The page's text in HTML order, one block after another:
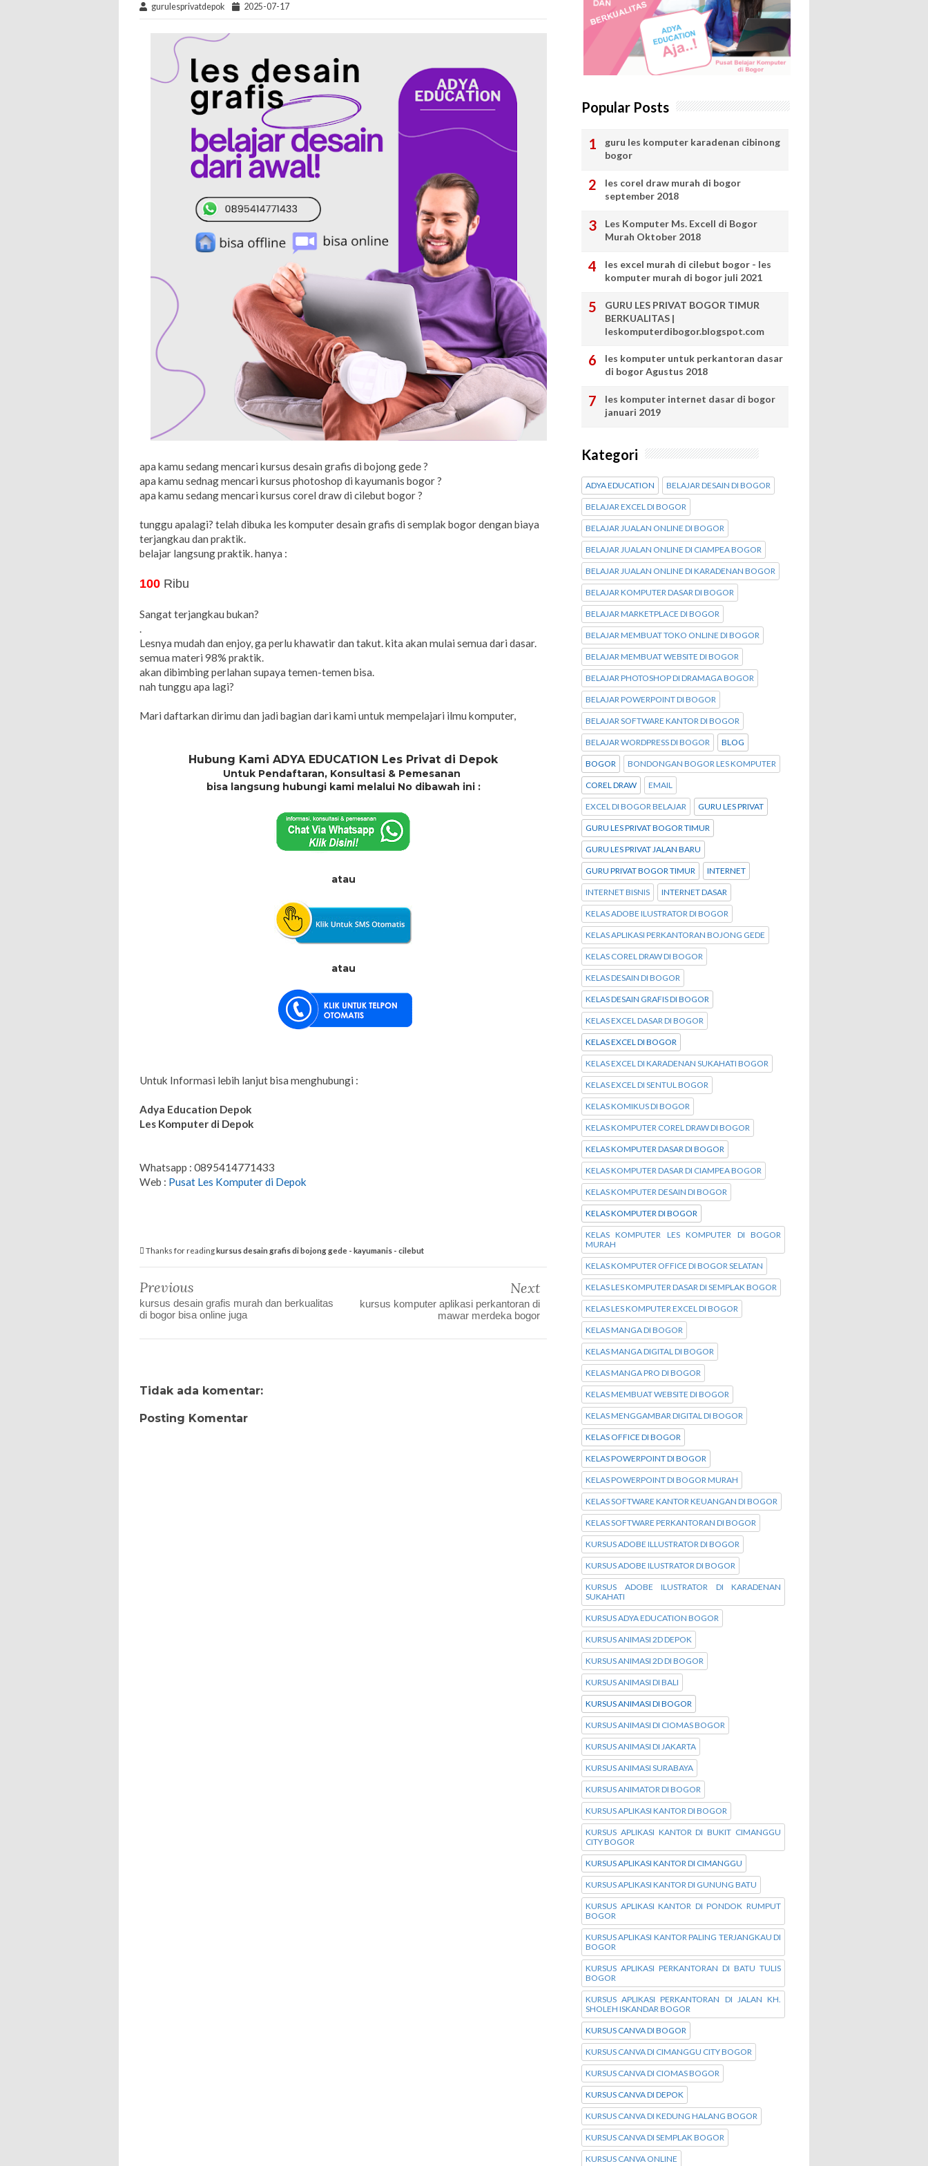
gurulesprivatdepok 2025-07-17
apa kamu sedang mencari kursus desain grafis di bojong gede ?
apa kamu sednag mencari kursus photoshop di kayumanis bogor ?
apa kamu sedang mencari kursus corel draw di cilebut bogor ?
tunggu apalagi? telah dibuka les komputer desain grafis di semplak bogor dengan biaya
terjangkau dan praktik.
belajar langsung praktik. hanya :
100 Ribu
Sangat terjangkau bukan?
.
Lesnya mudah dan enjoy, ga perlu khawatir dan takut. kita akan mulai semua dari dasar.
semua materi 98% praktik.
akan dibimbing perlahan supaya temen-temen bisa.
nah tunggu apa lagi?
Mari daftarkan dirimu dan jadi bagian dari kami untuk mempelajari ilmu komputer,
Hubung Kami ADYA EDUCATION Les Privat di Depok
Untuk Pendaftaran, Konsultasi & Pemesanan
bisa langsung hubungi kami melalui No dibawah ini :
atau
atau
Untuk Informasi lebih lanjut bisa menghubungi :
Adya Education Depok
Les Komputer di Depok
Whatsapp : 0895414771433
Web : Pusat Les Komputer di Depok
Thanks for readingkursus desain grafis di bojong gede - kayumanis - cilebut
Previous
kursus desain grafis murah dan berkualitas
di bogor bisa online juga
Next
kursus komputer aplikasi perkantoran di
mawar merdeka bogor
Tidak ada komentar:
Posting Komentar
Popular Posts
guru les komputer karadenan cibinong
bogor
les corel draw murah di bogor
september 2018
Les Komputer Ms. Excell di Bogor
Murah Oktober 2018
les excel murah di cilebut bogor - les
komputer murah di bogor juli 2021
GURU LES PRIVAT BOGOR TIMUR
BERKUALITAS |
leskomputerdibogor.blogspot.com
les komputer untuk perkantoran dasar
di bogor Agustus 2018
les komputer internet dasar di bogor
januari 2019
Kategori
ADYA EDUCATION BELAJAR DESAIN DI BOGOR
BELAJAR EXCEL DI BOGOR
BELAJAR JUALAN ONLINE DI BOGOR
BELAJAR JUALAN ONLINE DI CIAMPEA BOGOR
BELAJAR JUALAN ONLINE DI KARADENAN BOGOR
BELAJAR KOMPUTER DASAR DI BOGOR
BELAJAR MARKETPLACE DI BOGOR
BELAJAR MEMBUAT TOKO ONLINE DI BOGOR
BELAJAR MEMBUAT WEBSITE DI BOGOR
BELAJAR PHOTOSHOP DI DRAMAGA BOGOR
BELAJAR POWERPOINT DI BOGOR
BELAJAR SOFTWARE KANTOR DI BOGOR
BELAJAR WORDPRESS DI BOGOR BLOG
BOGOR BONDONGAN BOGOR LES KOMPUTER
COREL DRAW EMAIL
EXCEL DI BOGOR BELAJAR GURU LES PRIVAT
GURU LES PRIVAT BOGOR TIMUR
GURU LES PRIVAT JALAN BARU
GURU PRIVAT BOGOR TIMUR INTERNET
INTERNET BISNIS INTERNET DASAR
KELAS ADOBE ILUSTRATOR DI BOGOR
KELAS APLIKASI PERKANTORAN BOJONG GEDE
KELAS COREL DRAW DI BOGOR
KELAS DESAIN DI BOGOR
KELAS DESAIN GRAFIS DI BOGOR
KELAS EXCEL DASAR DI BOGOR
KELAS EXCEL DI BOGOR
KELAS EXCEL DI KARADENAN SUKAHATI BOGOR
KELAS EXCEL DI SENTUL BOGOR
KELAS KOMIKUS DI BOGOR
KELAS KOMPUTER COREL DRAW DI BOGOR
KELAS KOMPUTER DASAR DI BOGOR
KELAS KOMPUTER DASAR DI CIAMPEA BOGOR
KELAS KOMPUTER DESAIN DI BOGOR
KELAS KOMPUTER DI BOGOR
KELAS KOMPUTER LES KOMPUTER DI BOGOR
MURAH
KELAS KOMPUTER OFFICE DI BOGOR SELATAN
KELAS LES KOMPUTER DASAR DI SEMPLAK BOGOR
KELAS LES KOMPUTER EXCEL DI BOGOR
KELAS MANGA DI BOGOR
KELAS MANGA DIGITAL DI BOGOR
KELAS MANGA PRO DI BOGOR
KELAS MEMBUAT WEBSITE DI BOGOR
KELAS MENGGAMBAR DIGITAL DI BOGOR
KELAS OFFICE DI BOGOR
KELAS POWERPOINT DI BOGOR
KELAS POWERPOINT DI BOGOR MURAH
KELAS SOFTWARE KANTOR KEUANGAN DI BOGOR
KELAS SOFTWARE PERKANTORAN DI BOGOR
KURSUS ADOBE ILLUSTRATOR DI BOGOR
KURSUS ADOBE ILUSTRATOR DI BOGOR
KURSUS ADOBE ILUSTRATOR DI KARADENAN
SUKAHATI
KURSUS ADYA EDUCATION BOGOR
KURSUS ANIMASI 2D DEPOK
KURSUS ANIMASI 2D DI BOGOR
KURSUS ANIMASI DI BALI
KURSUS ANIMASI DI BOGOR
KURSUS ANIMASI DI CIOMAS BOGOR
KURSUS ANIMASI DI JAKARTA
KURSUS ANIMASI SURABAYA
KURSUS ANIMATOR DI BOGOR
KURSUS APLIKASI KANTOR DI BOGOR
KURSUS APLIKASI KANTOR DI BUKIT CIMANGGU
CITY BOGOR
KURSUS APLIKASI KANTOR DI CIMANGGU
KURSUS APLIKASI KANTOR DI GUNUNG BATU
KURSUS APLIKASI KANTOR DI PONDOK RUMPUT
BOGOR
KURSUS APLIKASI KANTOR PALING TERJANGKAU DI
BOGOR
KURSUS APLIKASI PERKANTORAN DI BATU TULIS
BOGOR
KURSUS APLIKASI PERKANTORAN DI JALAN KH.
SHOLEH ISKANDAR BOGOR
KURSUS CANVA DI BOGOR
KURSUS CANVA DI CIMANGGU CITY BOGOR
KURSUS CANVA DI CIOMAS BOGOR
KURSUS CANVA DI DEPOK
KURSUS CANVA DI KEDUNG HALANG BOGOR
KURSUS CANVA DI SEMPLAK BOGOR
KURSUS CANVA ONLINE